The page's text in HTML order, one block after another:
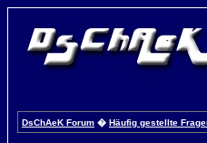
DsChAeK Forum � Häufig gestellte